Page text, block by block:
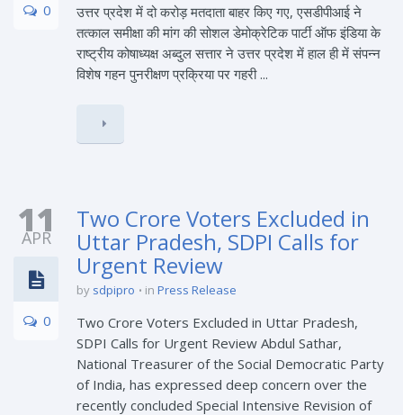
0
उत्तर प्रदेश में दो करोड़ मतदाता बाहर किए गए, एसडीपीआई ने
तत्काल समीक्षा की मांग की सोशल डेमोक्रेटिक पार्टी ऑफ इंडिया के
राष्ट्रीय कोषाध्यक्ष अब्दुल सत्तार ने उत्तर प्रदेश में हाल ही में संपन्न
विशेष गहन पुनरीक्षण प्रक्रिया पर गहरी ...
11
APR
0
Two Crore Voters Excluded in
Uttar Pradesh, SDPI Calls for
Urgent Review
by sdpipro in Press Release
Two Crore Voters Excluded in Uttar Pradesh,
SDPI Calls for Urgent Review Abdul Sathar,
National Treasurer of the Social Democratic Party
of India, has expressed deep concern over the
recently concluded Special Intensive Revision of